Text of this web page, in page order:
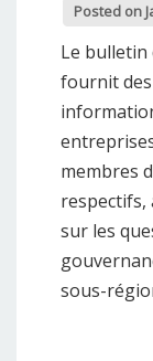
Posted on
Le bulletin
fournit
membres
respectifs,
sur les
sous-